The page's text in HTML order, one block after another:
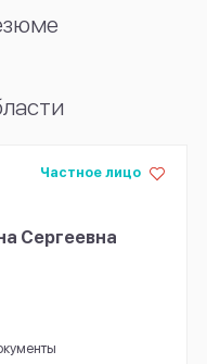
Сергеевна
Частное лицо